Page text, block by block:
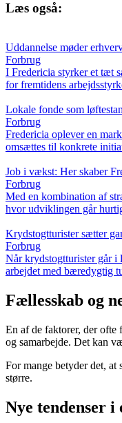
Læs også:
Uddannelse møder
Forbrug
I Fredericia styrker et tæt
for fremtidens
Lokale fonde som
Forbrug
Fredericia oplever en
omsættes til konkrete
Job i vækst: Her skaber
Forbrug
Med en kombination af
hvor udviklingen går
Krydstogtturister sætter
Forbrug
Når krydstogtturister går i
arbejdet med bæredygtig
Fællesskab og
En af de faktorer, der
og samarbejde. Det kan
For mange betyder det,
større.
Nye tendenser